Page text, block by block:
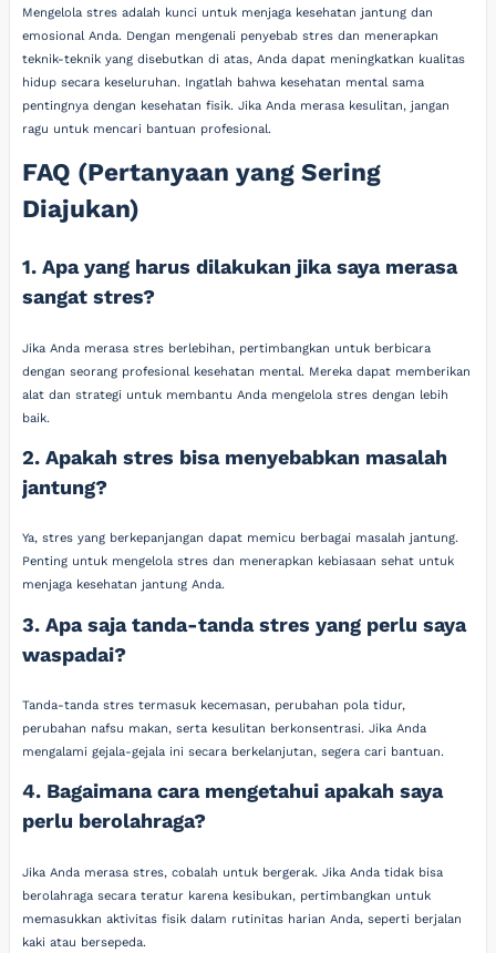
Mengelola stres adalah kunci untuk menjaga kesehatan jantung dan
emosional Anda. Dengan mengenali penyebab stres dan menerapkan
teknik-teknik yang disebutkan di atas, Anda dapat meningkatkan kualitas
hidup secara keseluruhan. Ingatlah bahwa kesehatan mental sama
pentingnya dengan kesehatan fisik. Jika Anda merasa kesulitan, jangan
ragu untuk mencari bantuan profesional.
FAQ (Pertanyaan yang Sering
Diajukan)
1. Apa yang harus dilakukan jika saya merasa
sangat stres?
Jika Anda merasa stres berlebihan, pertimbangkan untuk berbicara
dengan seorang profesional kesehatan mental. Mereka dapat memberikan
alat dan strategi untuk membantu Anda mengelola stres dengan lebih
baik.
2. Apakah stres bisa menyebabkan masalah
jantung?
Ya, stres yang berkepanjangan dapat memicu berbagai masalah jantung.
Penting untuk mengelola stres dan menerapkan kebiasaan sehat untuk
menjaga kesehatan jantung Anda.
3. Apa saja tanda-tanda stres yang perlu saya
waspadai?
Tanda-tanda stres termasuk kecemasan, perubahan pola tidur,
perubahan nafsu makan, serta kesulitan berkonsentrasi. Jika Anda
mengalami gejala-gejala ini secara berkelanjutan, segera cari bantuan.
4. Bagaimana cara mengetahui apakah saya
perlu berolahraga?
Jika Anda merasa stres, cobalah untuk bergerak. Jika Anda tidak bisa
berolahraga secara teratur karena kesibukan, pertimbangkan untuk
memasukkan aktivitas fisik dalam rutinitas harian Anda, seperti berjalan
kaki atau bersepeda.